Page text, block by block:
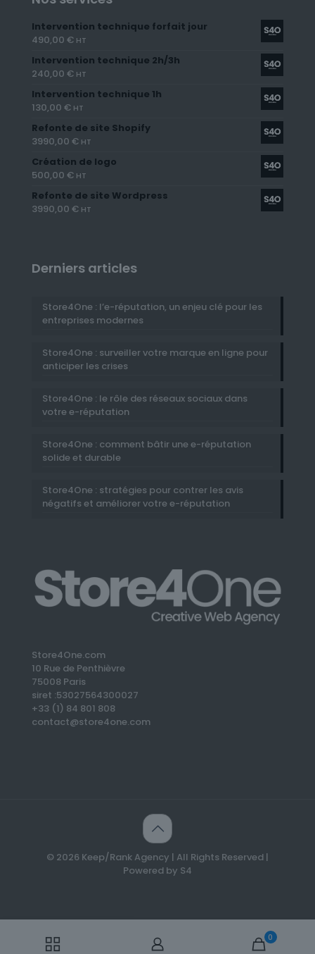
Intervention technique forfait jour
490,00 € HT
Intervention technique 2h/3h
240,00 € HT
Intervention technique 1h
130,00 € HT
Refonte de site Shopify
3990,00 € HT
Création de logo
500,00 € HT
Refonte de site Wordpress
3990,00 € HT
Derniers articles
Store4One : l’e-réputation, un enjeu clé pour les
entreprises modernes
Store4One : surveiller votre marque en ligne pour
anticiper les crises
Store4One : le rôle des réseaux sociaux dans
votre e-réputation
Store4One : comment bâtir une e-réputation
solide et durable
Store4One : stratégies pour contrer les avis
négatifs et améliorer votre e-réputation
Store4One.com
10 Rue de Penthièvre
75008 Paris
siret :53027564300027
+33 (1) 84 801 808
contact@store4one.com
© 2026 Keep/Rank Agency | All Rights Reserved |
Powered by S4
0
Un client vient de commander ce
produitCréation d’un Blog